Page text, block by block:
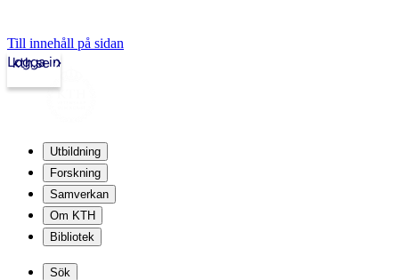
Till innehåll på sidan
kth.se
Logga in
Utbildning
Forskning
Samverkan
Om KTH
Bibliotek
Sök